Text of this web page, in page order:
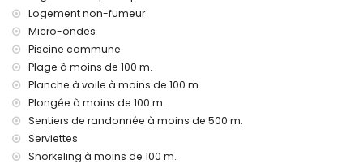
Équipements et services en supplément
service de transfert aéroport
Activités de divertissement et de loisirs pour vos vacances
à San Juan de los Terreros, Andalousie
bar et promenade (à moins de 500 mètres de la maison)
parc aquatique (Agua Vera) (à moins de 10 kilomètres de la
maison)
Sites et culture à San Juan de los Terreros, Andalousie
Logement non-fumeur
Micro-ondes
Piscine commune
Plage à moins de 100 m.
Planche à voile à moins de 100 m.
Plongée à moins de 100 m.
Sentiers de randonnée à moins de 500 m.
Serviettes
Snorkeling à moins de 100 m.